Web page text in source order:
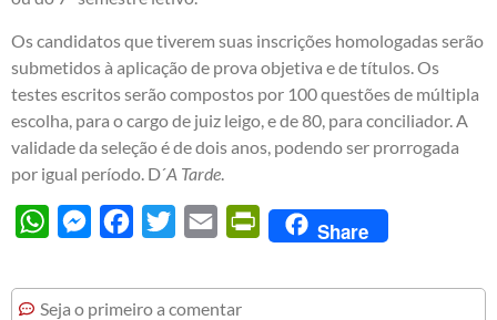
Os candidatos que tiverem suas inscrições homologadas serão
submetidos à aplicação de prova objetiva e de títulos. Os
testes escritos serão compostos por 100 questões de múltipla
escolha, para o cargo de juiz leigo, e de 80, para conciliador. A
validade da seleção é de dois anos, podendo ser prorrogada
por igual período. D´A Tarde
WhatsAppMessengerFacebook
Twitter Email PrintFriendly
Share
Seja o primeiro a comentar